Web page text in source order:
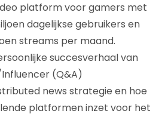
platform voor gamers met
dagelijkse gebruikers en
streams per maand.
succesverhaal van
(Q&A)
news strategie en hoe
platformen inzet voor het